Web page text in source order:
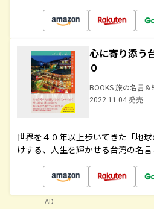
心に寄り添う
０
BOOKS 旅の名言＆
2022.11.04 発売
世界を４０年以上歩いてきた「地
けする、人生を輝かせる台湾の名
AD